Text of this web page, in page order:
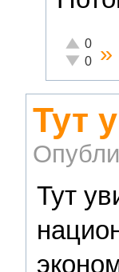
Отлично!
0
0 »
Тут
Тут